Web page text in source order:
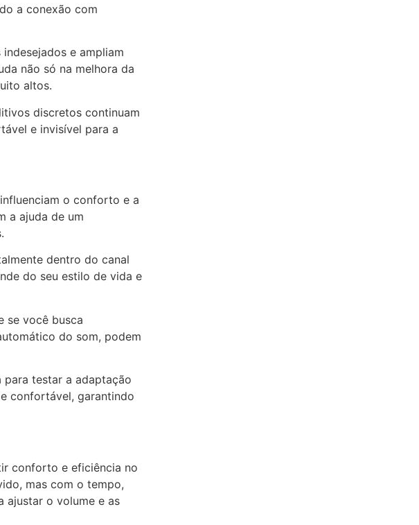
a conexão com
e ampliam
não só na melhora da
altos.
discretos continuam
e invisível para a
o conforto e a
a ajuda de um
dentro do canal
do seu estilo de vida e
se você busca
do som, podem
para testar a adaptação
confortável, garantindo
conforto e eficiência no
mas com o tempo,
ajustar o volume e as